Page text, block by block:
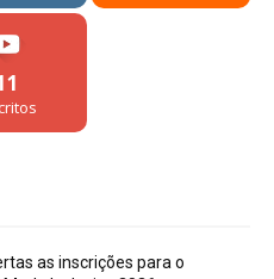
as inscrições para o